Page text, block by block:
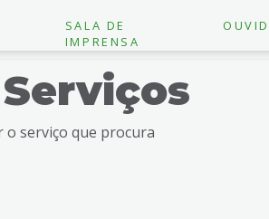
SALA DE
IMPRENSA
serviço que procura